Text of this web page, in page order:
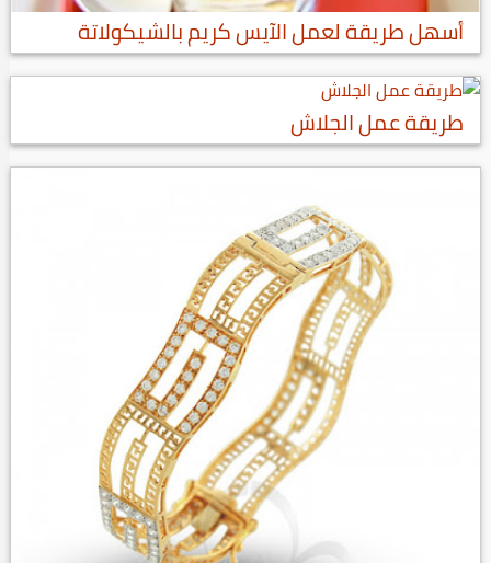
أسهل طريقة لعمل الآيس كريم بالشيكولاتة
طريقة عمل الجلاش